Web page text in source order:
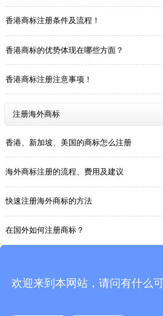
香港商标注册条件及流程！
香港商标的优势体现在哪些方面？
香港商标注册注意事项！
注册海外商标
香港、新加坡、美国的商标怎么注册
海外商标注册的流程、费用及建议
快速注册海外商标的方法
在国外如何注册商标？
欢迎来到本网站，请问有什么